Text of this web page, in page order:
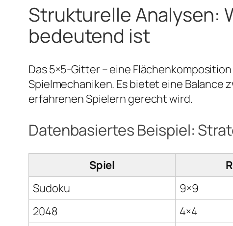
Strukturelle Analysen:
bedeutend ist
Das 5×5-Gitter – eine
Spielmechaniken. Es bietet eine
erfahrenen Spielern gerecht wird.
Datenbasiertes Beispiel:
Spiel
Sudoku
9×9
2048
4×4